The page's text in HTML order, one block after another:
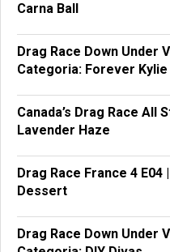
Carna Ball
Drag Race Down Under
Categoria: Forever Kylie
Canada’s Drag Race All
Lavender Haze
Drag Race France 4
Dessert
Drag Race Down Under